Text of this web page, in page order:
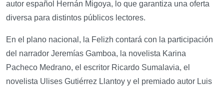
autor español Hernán Migoya, lo que garantiza una oferta
diversa para distintos públicos lectores.
En el plano nacional, la Felizh contará con la participación
del narrador Jeremías Gamboa, la novelista Karina
Pacheco Medrano, el escritor Ricardo Sumalavia, el
novelista Ulises Gutiérrez Llantoy y el premiado autor Luis